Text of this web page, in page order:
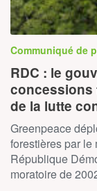
Communiqué de
RDC : le
concessions
de la lutte
Greenpeace
forestières par le
République
moratoire de